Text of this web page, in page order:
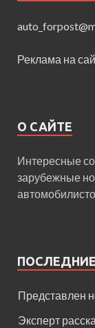
Реклама на
О САЙТЕ
Интересные
зарубежные
Представлен
Эксперт